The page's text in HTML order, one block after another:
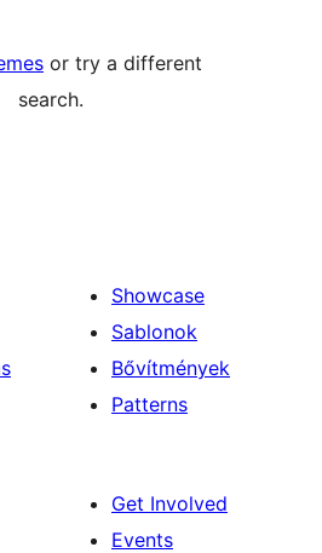
or try a different
search.
Showcase
Sablonok
Bővítmények
Patterns
Get Involved
Events